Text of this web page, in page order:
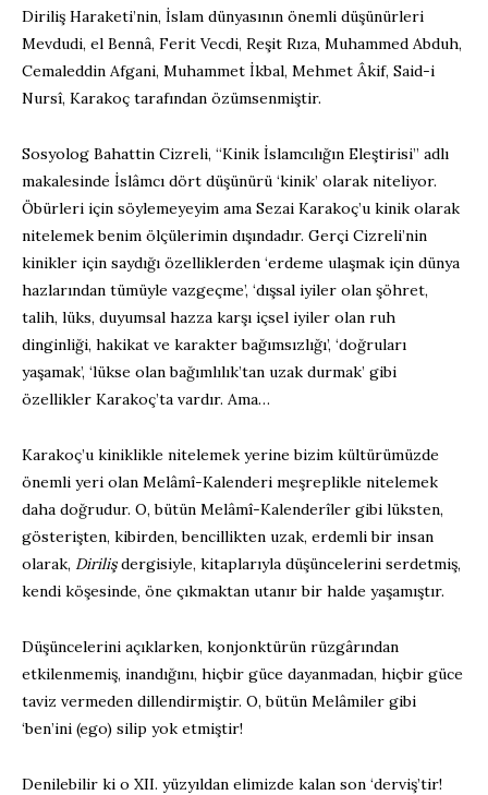
Diriliş Haraketi’nin, İslam dünyasının önemli düşünürleri
Mevdudi, el Bennâ, Ferit Vecdi, Reşit Rıza, Muhammed Abduh,
Cemaleddin Afgani, Muhammet İkbal, Mehmet Âkif, Said-i
Nursî, Karakoç tarafından özümsenmiştir.
Sosyolog Bahattin Cizreli, “Kinik İslamcılığın Eleştirisi” adlı
makalesinde İslâmcı dört düşünürü ‘kinik’ olarak niteliyor.
Öbürleri için söylemeyeyim ama Sezai Karakoç’u kinik olarak
nitelemek benim ölçülerimin dışındadır. Gerçi Cizreli’nin
kinikler için saydığı özelliklerden ‘erdeme ulaşmak için dünya
hazlarından tümüyle vazgeçme’, ‘dışsal iyiler olan şöhret,
talih, lüks, duyumsal hazza karşı içsel iyiler olan ruh
dinginliği, hakikat ve karakter bağımsızlığı’, ‘doğruları
yaşamak’, ‘lükse olan bağımlılık’tan uzak durmak’ gibi
özellikler Karakoç’ta vardır. Ama…
Karakoç’u kiniklikle nitelemek yerine bizim kültürümüzde
önemli yeri olan Melâmî-Kalenderi meşreplikle nitelemek
daha doğrudur. O, bütün Melâmî-Kalenderîler gibi lüksten,
gösterişten, kibirden, bencillikten uzak, erdemli bir insan
olarak, Dirilişdergisiyle, kitaplarıyla düşüncelerini serdetmiş,
kendi köşesinde, öne çıkmaktan utanır bir halde yaşamıştır.
Düşüncelerini açıklarken, konjonktürün rüzgârından
etkilenmemiş, inandığını, hiçbir güce dayanmadan, hiçbir güce
taviz vermeden dillendirmiştir. O, bütün Melâmiler gibi
‘ben’ini (ego) silip yok etmiştir!
Denilebilir ki o XII. yüzyıldan elimizde kalan son ‘derviş’tir!